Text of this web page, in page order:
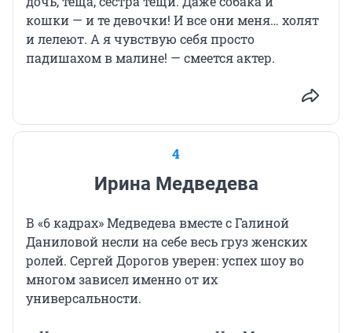
кошки — и те девочки! И все они меня… холят
и лелеют. А я чувствую себя просто
падишахом в малине! — смеется актер.
4
Ирина Медведева
В «6 кадрах» Медведева вместе с Галиной
Даниловой несли на себе весь груз женских
ролей. Сергей Дорогов уверен: успех шоу во
многом зависел именно от их
универсальности.